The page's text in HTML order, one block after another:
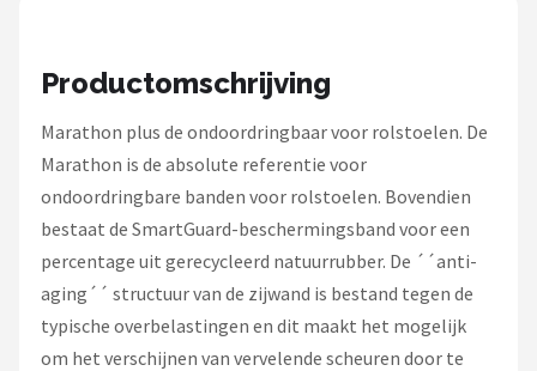
Cortina
Alle merken →
Productomschrijving
Marathon plus de ondoordringbaar voor rolstoelen. De
Marathon is de absolute referentie voor
ondoordringbare banden voor rolstoelen. Bovendien
bestaat de SmartGuard-beschermingsband voor een
percentage uit gerecycleerd natuurrubber. De ´´anti-
aging´´ structuur van de zijwand is bestand tegen de
typische overbelastingen en dit maakt het mogelijk
om het verschijnen van vervelende scheuren door te